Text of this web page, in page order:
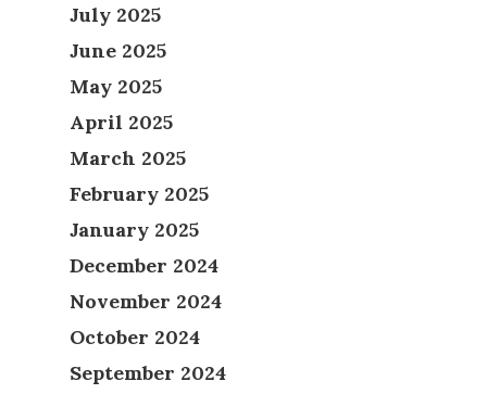
July 2025
June 2025
May 2025
April 2025
March 2025
February 2025
January 2025
December 2024
November 2024
October 2024
September 2024